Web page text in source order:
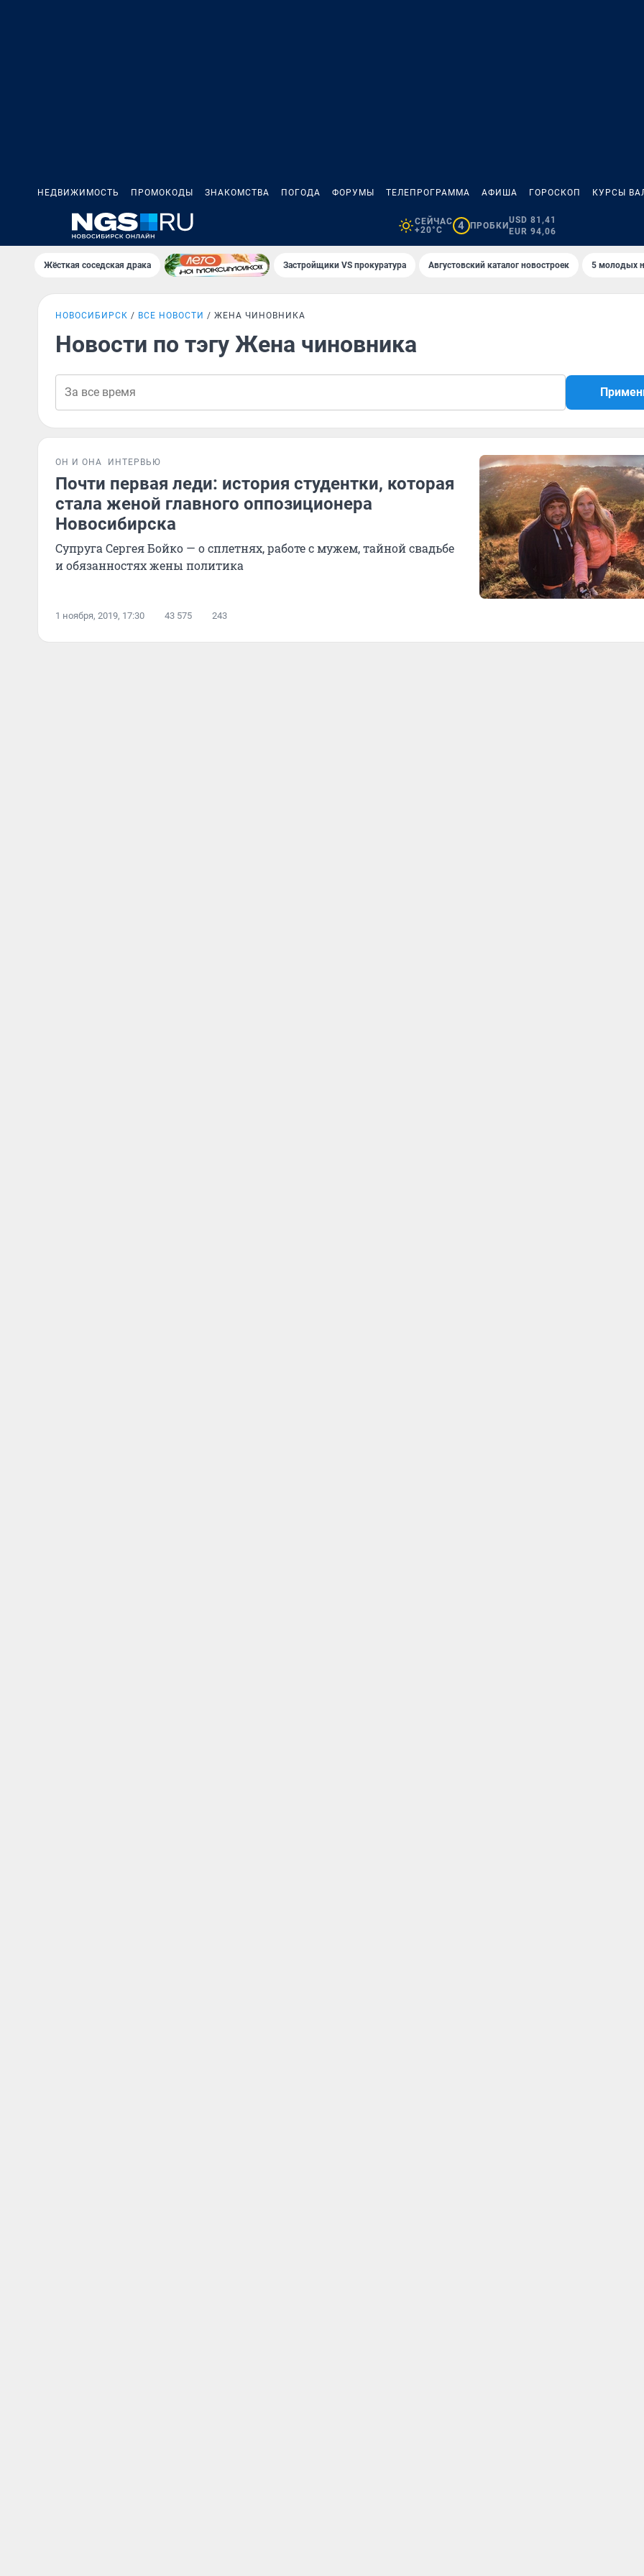
НЕДВИЖИМОСТЬ ПРОМОКОДЫ ЗНАКОМСТВА ПОГОДА ФОРУМЫ ТЕЛЕПРОГРАММА АФИША ГОРОСКОП КУРСЫ
СЕЙЧАС
+20°C
4 ПРОБКИ
USD 81,41
EUR 94,06
Жёсткая соседская драка Застройщики VS прокуратура Августовский каталог новостроек 5 молодых
НОВОСИБИРСК ВСЕ НОВОСТИ ЖЕНА ЧИНОВНИКА
Новости по тэгу Жена чиновника
ОН И ОНА ИНТЕРВЬЮ
Почти первая леди: история студентки, которая
стала женой главного оппозиционера
Новосибирска
Супруга Сергея Бойко — о сплетнях, работе с мужем, тайной свадьбе
и обязанностях жены политика
1 ноября, 2019, 17:30 43 575 243